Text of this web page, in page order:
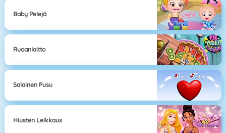
Baby Pelejä
Ruoanlaitto
Salainen Pusu
Hiusten Leikkaus